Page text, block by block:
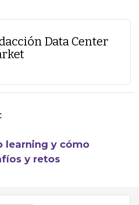
Data Center
learning y cómo
y retos